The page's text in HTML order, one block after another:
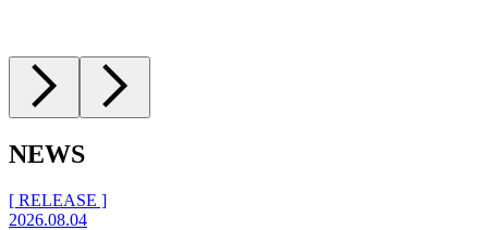
NEWS
[ RELEASE ]
2026.08.04